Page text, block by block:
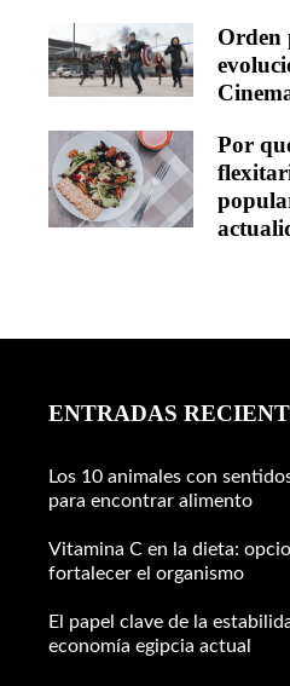
Orden
Por
ENTRADAS
Los 10 animales con
para encontrar alimento
Vitamina C en la dieta:
fortalecer el organismo
El papel clave de la
economía egipcia actual